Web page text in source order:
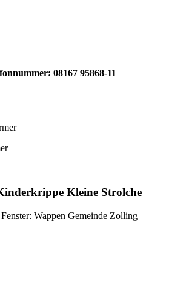
08167 95868-11
Kleine Strolche